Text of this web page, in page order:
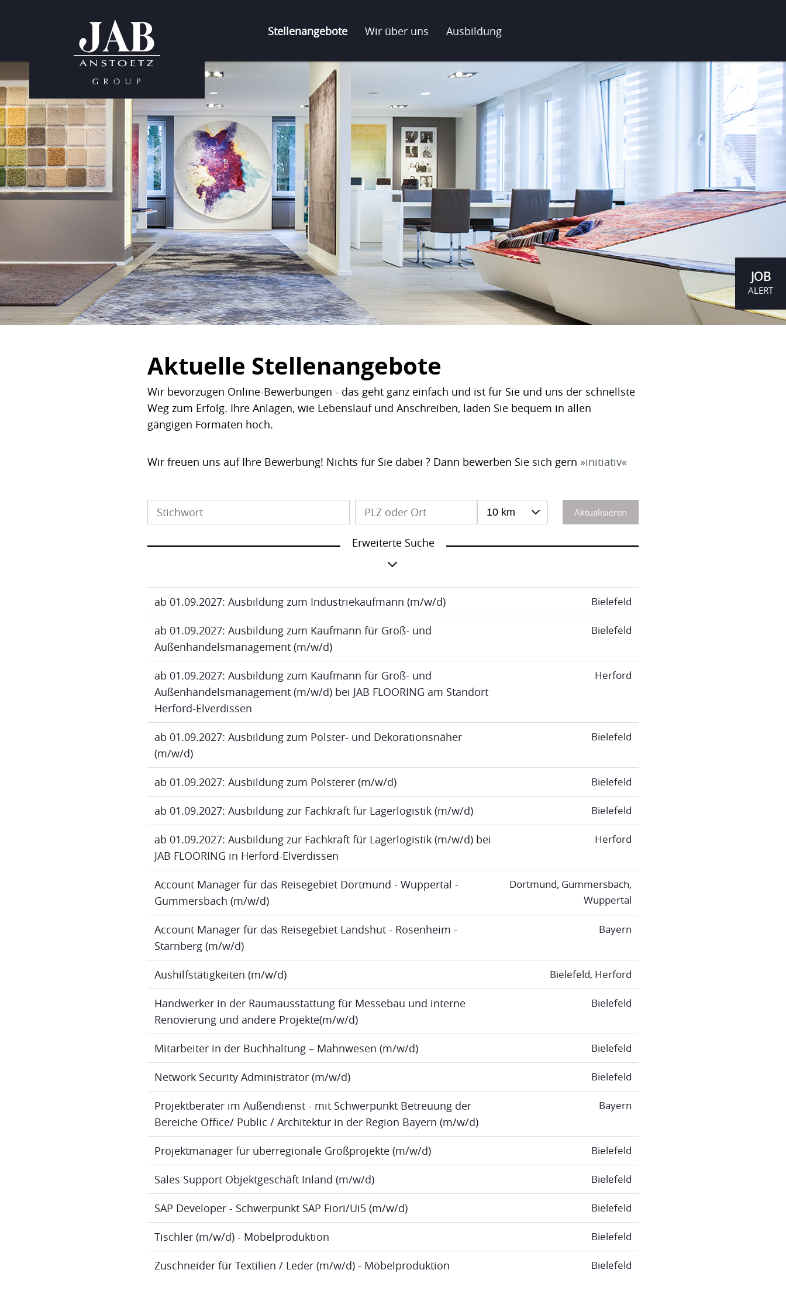
Stellenangebote Wir über uns Ausbildung
Aktuelle Stellenangebote
Wir bevorzugen Online-Bewerbungen - das geht ganz einfach und ist für Sie und uns der schnellste
Weg zum Erfolg. Ihre Anlagen, wie Lebenslauf und Anschreiben, laden Sie bequem in allen
gängigen Formaten hoch.
Wir freuen uns auf Ihre Bewerbung! Nichts für Sie dabei ? Dann bewerben Sie sich gern initiativ
10 km Aktualisieren
Erweiterte Suche
ab 01.09.2027: Ausbildung zum Industriekaufmann (m/w/d) Bielefeld
ab 01.09.2027: Ausbildung zum Kaufmann für Groß- und
Außenhandelsmanagement (m/w/d)
Bielefeld
ab 01.09.2027: Ausbildung zum Kaufmann für Groß- und
Außenhandelsmanagement (m/w/d) bei JAB FLOORING am Standort
Herford-Elverdissen
Herford
ab 01.09.2027: Ausbildung zum Polster- und Dekorationsnäher
(m/w/d)
Bielefeld
ab 01.09.2027: Ausbildung zum Polsterer (m/w/d) Bielefeld
ab 01.09.2027: Ausbildung zur Fachkraft für Lagerlogistik (m/w/d) Bielefeld
ab 01.09.2027: Ausbildung zur Fachkraft für Lagerlogistik (m/w/d) bei
JAB FLOORING in Herford-Elverdissen
Herford
Account Manager für das Reisegebiet Dortmund - Wuppertal -
Gummersbach (m/w/d)
Dortmund, Gummersbach,
Wuppertal
Account Manager für das Reisegebiet Landshut - Rosenheim -
Starnberg (m/w/d)
Bayern
Aushilfstätigkeiten (m/w/d) Bielefeld, Herford
Handwerker in der Raumausstattung für Messebau und interne
Renovierung und andere Projekte(m/w/d)
Bielefeld
Mitarbeiter in der Buchhaltung – Mahnwesen (m/w/d) Bielefeld
Network Security Administrator (m/w/d) Bielefeld
Projektberater im Außendienst - mit Schwerpunkt Betreuung der
Bereiche Office/ Public / Architektur in der Region Bayern (m/w/d)
Bayern
Projektmanager für überregionale Großprojekte (m/w/d) Bielefeld
Sales Support Objektgeschäft Inland (m/w/d) Bielefeld
SAP Developer - Schwerpunkt SAP Fiori/Ui5 (m/w/d) Bielefeld
Tischler (m/w/d) - Möbelproduktion Bielefeld
Zuschneider für Textilien / Leder (m/w/d) - Möbelproduktion Bielefeld
JOB
ALERT